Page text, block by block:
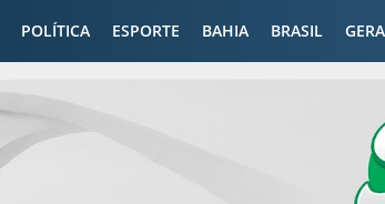
POLÍTICA ESPORTE BAHIA BRASIL